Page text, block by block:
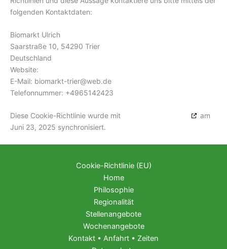
folgenden Kontaktdaten:
Biomarkt Ulrich
Saarstraße 10, 54290 Trier
Deutschland
Website:
E-Mail: biomarkt-trier@web.de
Telefonnummer: +4965142423
Diese Cookie-Richtlinie wurde mit
am
Juni 23, 2025 synchronisiert.
Cookie-Richtlinie (EU)
Home
Philosophie
Regionalität
Stellenangebote
Wochenangebote
Kontakt • Anfahrt • Zeiten